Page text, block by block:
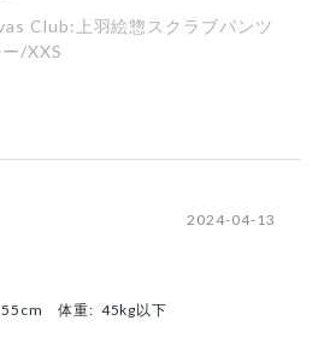
Club:上羽絵惣スクラブパンツ
/XXS
2024-04-13
体重: 45kg以下